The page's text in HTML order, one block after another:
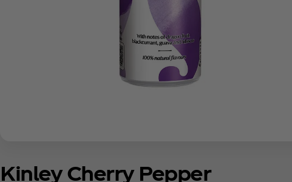
Kinley Cherry Pepper